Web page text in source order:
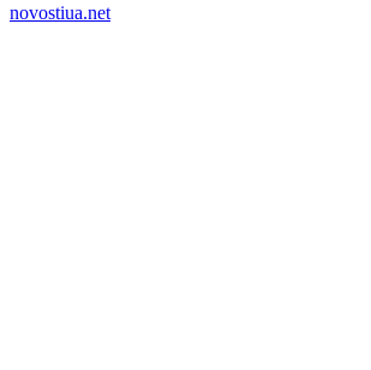
novostiua.net